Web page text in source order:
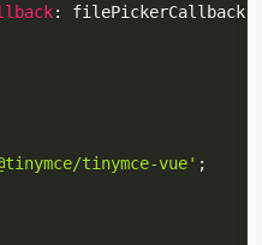
: filePickerCallback
tinymce-vue' ;